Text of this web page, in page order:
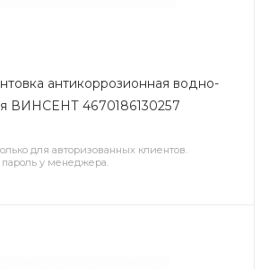
антикоррозионная водно-
ВИНСЕНТ 4670186130257
для авторизованных клиентов.
у менеджера.